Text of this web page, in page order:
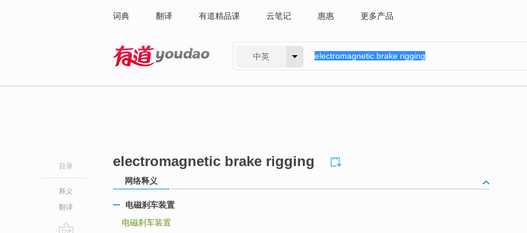
词典 翻译 有道精品课 云笔记 惠惠 更多产品
中英
目录
释义
翻译
electromagnetic brake rigging
网络释义
电磁刹车装置
电磁刹车装置